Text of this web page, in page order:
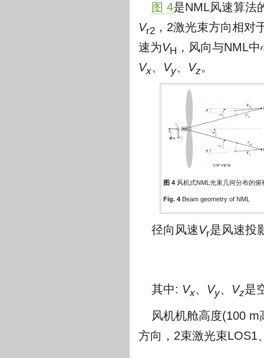
图 4是NML风速算法
Vr2 ，2激光束方向相对
速为VH ，风向与NML
Vx、 Vy、 Vz。
图 4 风机式NML光束几何分布的俯
Fig. 4 Beam geometry of NML
径向风速Vr是风速投
其中: Vx、 Vy、 Vz是
风机机舱高度(100
方向，2束激光束LOS1